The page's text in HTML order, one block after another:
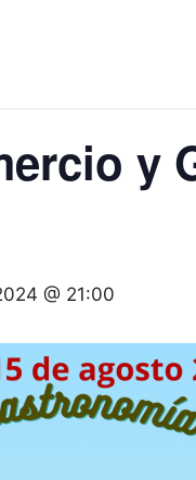
y
@ 21:00